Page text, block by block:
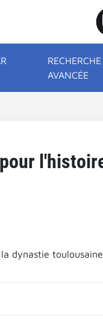
RECHERCHE
AVANCÉE
dynastie